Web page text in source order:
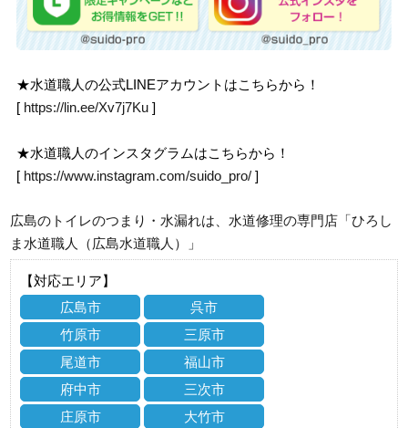
★水道職人の公式LINEアカウントはこちらから！
[ https://lin.ee/Xv7j7Ku ]
★水道職人のインスタグラムはこちらから！
[ https://www.instagram.com/suido_pro/ ]
広島のトイレのつまり・水漏れは、水道修理の専門店「ひろし
ま水道職人（広島水道職人）」
【対応エリア】
広島市
呉市
竹原市
三原市
尾道市
福山市
府中市
三次市
庄原市
大竹市